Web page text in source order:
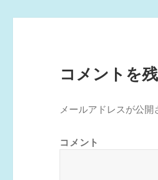
コメントを
メールアドレスが公開
コメント